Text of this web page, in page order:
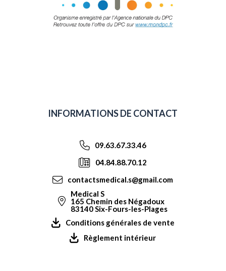
INFORMATIONS DE CONTACT
09.63.67.33.46
04.84.88.70.12
contactsmedical.s@gmail.com
Medical S
165 Chemin des Négadoux
83140 Six-Fours-les-Plages
Conditions générales de vente
Règlement intérieur